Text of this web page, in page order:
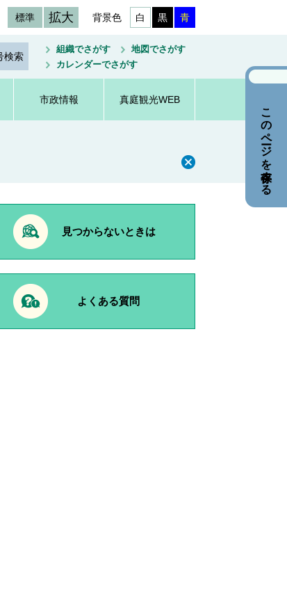
標準 拡大 背景色 白 黒 青
組織でさがす
地図でさがす
カレンダーでさがす
市政情報 真庭観光WEB
見つからないときは
よくある質問
このページを保存する